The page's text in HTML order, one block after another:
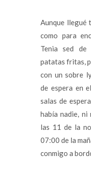
Aunque llegué
como para
Tenia sed
patatas fritas,
con un sobre
de espera en
salas de
había nadie, ni
las 11 de la
07:00 de la
conmigo a